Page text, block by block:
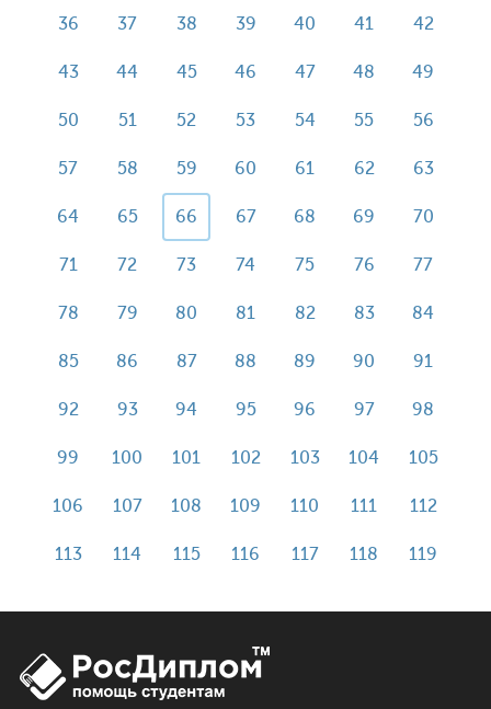
36 37 38 39 40 41 42
43 44 45 46 47 48 49
50 51 52 53 54 55 56
57 58 59 60 61 62 63
64 65 66 67 68 69 70
71 72 73 74 75 76 77
78 79 80 81 82 83 84
85 86 87 88 89 90 91
92 93 94 95 96 97 98
99 100 101 102 103 104 105
106 107 108 109 110 111 112
113 114 115 116 117 118 119